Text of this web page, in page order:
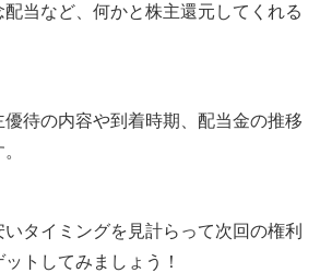
当など、何かと株主還元してくれる
待の内容や到着時期、配当金の推移
タイミングを見計らって次回の権利
トしてみましょう！